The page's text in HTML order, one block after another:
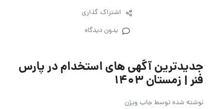
اشتراک گذاری
بدون دیدگاه
جدیدترین آگهی های استخدام در پارس
فنر | زمستان ۱۴۰۳
نوشته شده توسطجاب ویژن